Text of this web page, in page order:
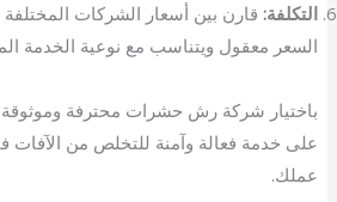
التكلفة: قارن بين أسعار الشركات
السعر معقول ويتناسب مع نوعية الخدمة
باختيار شركة رش حشرات محترفة
على خدمة فعالة وآمنة للتخلص من الآفات
عملك.